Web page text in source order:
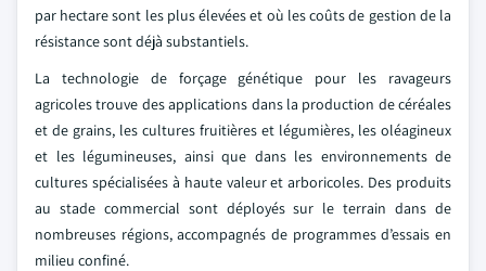
par hectare sont les plus élevées et où les coûts de gestion de la
résistance sont déjà substantiels.
La technologie de forçage génétique pour les ravageurs
agricoles trouve des applications dans la production de céréales
et de grains, les cultures fruitières et légumières, les oléagineux
et les légumineuses, ainsi que dans les environnements de
cultures spécialisées à haute valeur et arboricoles. Des produits
au stade commercial sont déployés sur le terrain dans de
nombreuses régions, accompagnés de programmes d’essais en
milieu confiné.